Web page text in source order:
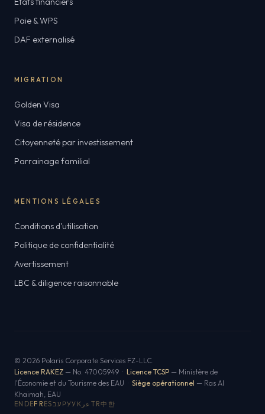
Paie & WPS
DAF externalisé
MIGRATION
Golden Visa
Visa de résidence
Citoyenneté par investissement
Parrainage familial
MENTIONS LÉGALES
Conditions d'utilisation
Politique de confidentialité
Avertissement
LBC & diligence raisonnable
© 2026 Polaris Corporate Services FZ-LLC.
Licence RAKEZ — No. 47005949 · Licence TCSP — Ministère de
l'Économie et du Tourisme des EAU · Siège opérationnel — Ras Al
Khaimah, EAU
EN DE FR ESעב РУУК عر TR中 한